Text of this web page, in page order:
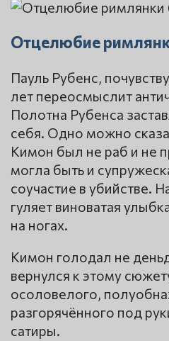
Отцелюбие
Пауль Рубенс,
лет переосмыслит
Полотна Рубенса
себя. Одно можно
Кимон был не раб и не
могла быть и
соучастие в убийстве.
гуляет виноватая
на ногах.
Кимон голодал не
вернулся к этому
осоловелого,
разгорячённого под
сатиры.